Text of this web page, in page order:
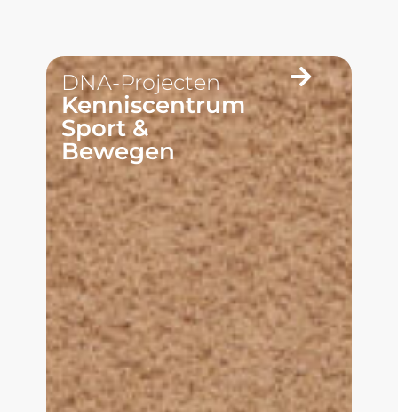
DNA-Projecten
Kenniscentrum
Sport &
Bewegen